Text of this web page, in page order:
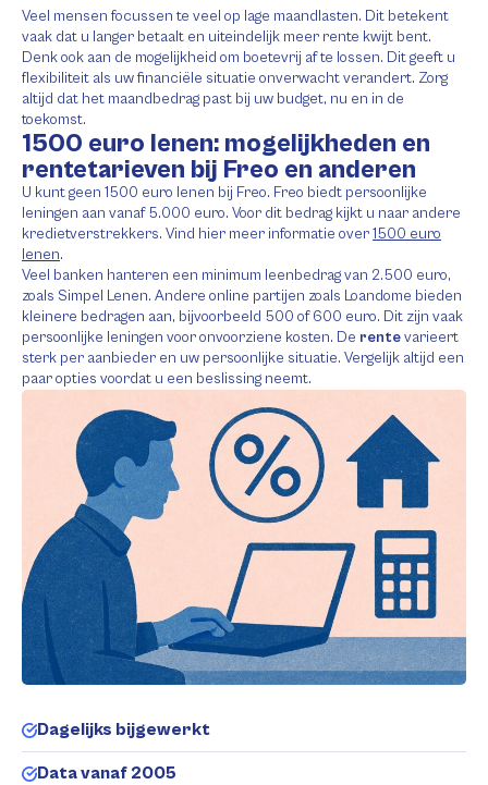
Veel mensen focussen te veel op lage maandlasten. Dit betekent
vaak dat u langer betaalt en uiteindelijk meer rente kwijt bent.
Denk ook aan de mogelijkheid om boetevrij af te lossen. Dit geeft u
flexibiliteit als uw financiële situatie onverwacht verandert. Zorg
altijd dat het maandbedrag past bij uw budget, nu en in de
toekomst.
1500 euro lenen: mogelijkheden en
rentetarieven bij Freo en anderen
U kunt geen 1500 euro lenen bij Freo. Freo biedt persoonlijke
leningen aan vanaf 5.000 euro. Voor dit bedrag kijkt u naar andere
kredietverstrekkers. Vind hier meer informatie over1500 euro
lenen.
Veel banken hanteren een minimum leenbedrag van 2.500 euro,
zoals Simpel Lenen. Andere online partijen zoals Loandome bieden
kleinere bedragen aan, bijvoorbeeld 500 of 600 euro. Dit zijn vaak
persoonlijke leningen voor onvoorziene kosten. De rentevarieert
sterk per aanbieder en uw persoonlijke situatie. Vergelijk altijd een
paar opties voordat u een beslissing neemt.
Dagelijks bijgewerkt
Data vanaf 2005